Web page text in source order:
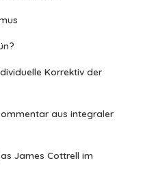
Korrektiv der
aus integraler
James Cottrell im